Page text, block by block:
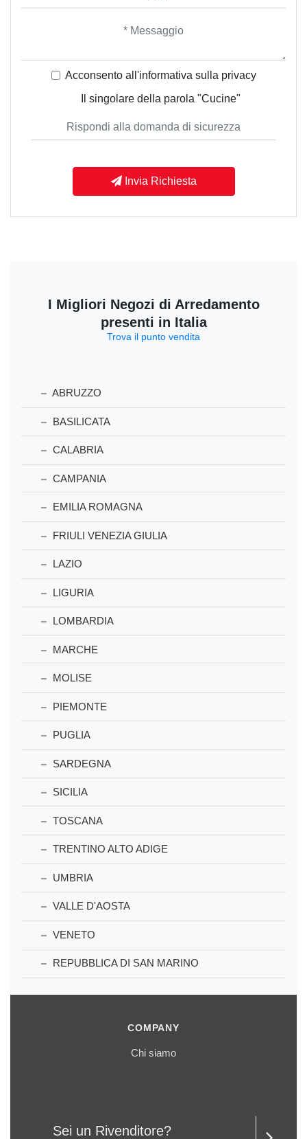
Acconsento all'informativa sulla privacy
Il singolare della parola "Cucine"
Invia Richiesta
I Migliori Negozi di Arredamento
presenti in Italia
Trova il punto vendita
ABRUZZO
BASILICATA
CALABRIA
CAMPANIA
EMILIA ROMAGNA
FRIULI VENEZIA GIULIA
LAZIO
LIGURIA
LOMBARDIA
MARCHE
MOLISE
PIEMONTE
PUGLIA
SARDEGNA
SICILIA
TOSCANA
TRENTINO ALTO ADIGE
UMBRIA
VALLE D'AOSTA
VENETO
REPUBBLICA DI SAN MARINO
COMPANY
Chi siamo
Sei un Rivenditore?